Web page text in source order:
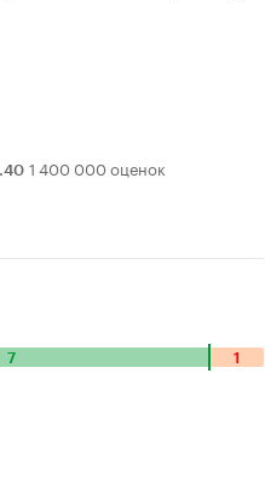
1 400 000 оценок
7 1